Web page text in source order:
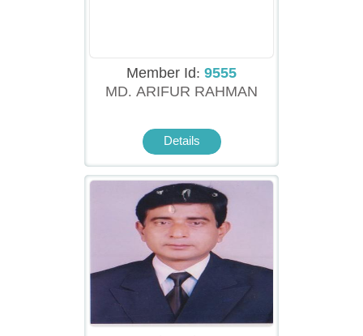
Member Id: 9555
MD. ARIFUR RAHMAN
Details